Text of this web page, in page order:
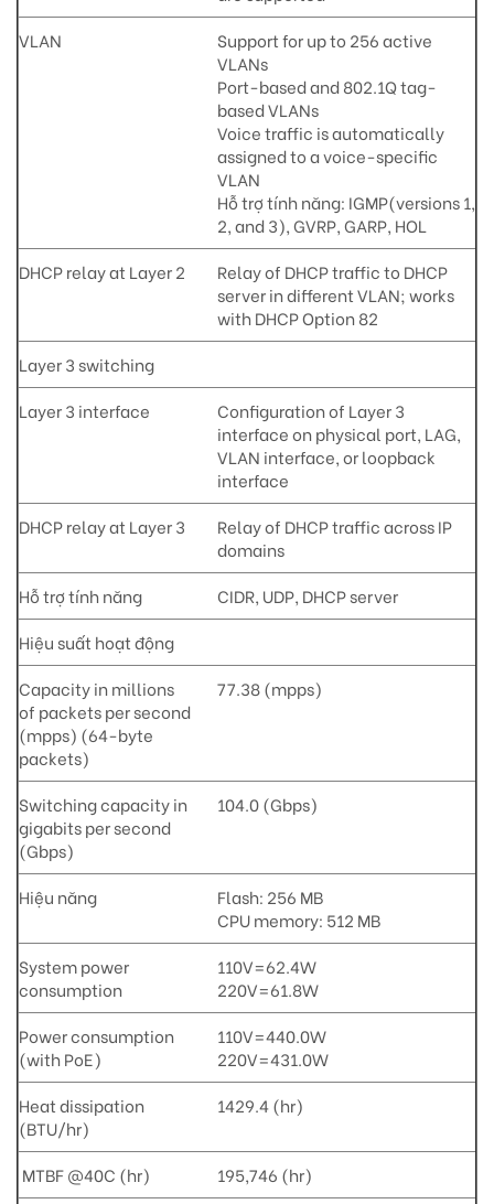
VLAN
Support for up to 256 active
VLANs
Port-based and 802.1Q tag-
based VLANs
Voice traffic is automatically
assigned to a voice-specific
VLAN
Hỗ trợ tính năng: IGMP(versions 1,
2, and 3), GVRP, GARP, HOL
DHCP relay at Layer 2
Relay of DHCP traffic to DHCP
server in different VLAN; works
with DHCP Option 82
Layer 3 switching
Layer 3 interface
Configuration of Layer 3
interface on physical port, LAG,
VLAN interface, or loopback
interface
DHCP relay at Layer 3
Relay of DHCP traffic across IP
domains
Hỗ trợ tính năng
CIDR, UDP, DHCP server
Hiệu suất hoạt động
Capacity in millions
of packets per second
(mpps) (64-byte
packets)
77.38 (mpps)
Switching capacity in
gigabits per second
(Gbps)
104.0 (Gbps)
Hiệu năng
Flash: 256 MB
CPU memory: 512 MB
System power
consumption
110V=62.4W
220V=61.8W
Power consumption
(with PoE)
110V=440.0W
220V=431.0W
Heat dissipation
(BTU/hr)
1429.4 (hr)
MTBF @40C (hr)
195,746 (hr)